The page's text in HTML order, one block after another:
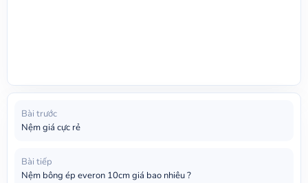
Bài trước
Nệm giá cực rẻ
Bài tiếp
Nệm bông ép everon 10cm giá bao nhiêu ?